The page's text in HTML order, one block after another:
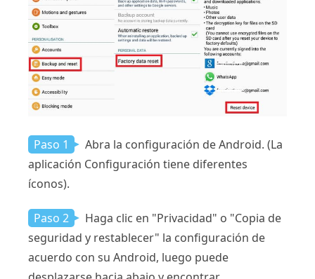
Paso 1
Abra la configuración de Android. (La
aplicación Configuración tiene diferentes
íconos).
Paso 2
Haga clic en "Privacidad" o "Copia de
seguridad y restablecer" la configuración de
acuerdo con su Android, luego puede